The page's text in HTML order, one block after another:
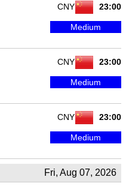
23:00
CNY
Medium
23:00
CNY
Medium
23:00
CNY
Medium
Fri, Aug 07, 2026